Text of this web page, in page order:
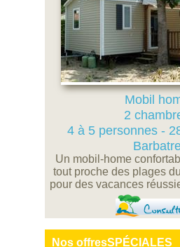
Mobil
2
4 à 5 personnes -
Un mobil-home
tout proche des plages
pour des vacances
Nos offresSPÉCIALES